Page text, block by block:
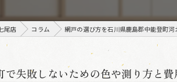
尾店 コラム 網戸の選び方を石川県鹿島郡中能登町
失敗しないための色や測り方と